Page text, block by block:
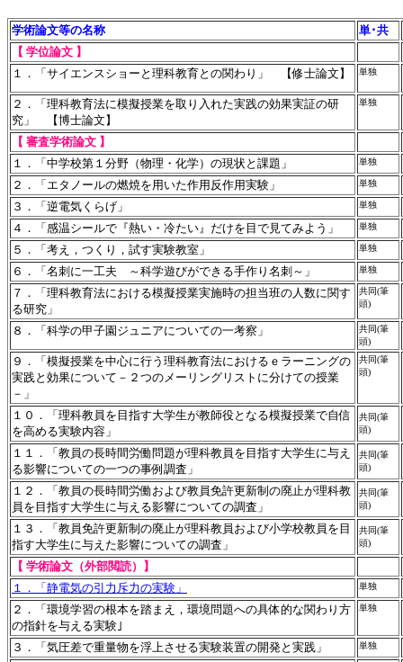
学術論文等の名称
単･共
【 学位論文 】
１．「サイエンスショーと理科教育との関わり」 【修士論文】
単独
２．「理科教育法に模擬授業を取り入れた実践の効果実証の研
究」 【博士論文】
単独
【 審査学術論文 】
１．「中学校第１分野（物理・化学）の現状と課題」
単独
２．「エタノールの燃焼を用いた作用反作用実験」 単独
３．「逆電気くらげ」 単独
４．「感温シールで『熱い・冷たい』だけを目で見てみよう」 単独
５．「考え，つくり，試す実験教室」 単独
６．「名刺に一工夫 ～科学遊びができる手作り名刺～」 単独
７．「理科教育法における模擬授業実施時の担当班の人数に関す
る研究」
共同(筆
頭)
８．「科学の甲子園ジュニアについての一考察」
共同(筆
頭)
９．「模擬授業を中心に行う理科教育法におけるｅラーニングの
実践と効果について－２つのメーリングリストに分けての授業
－」
共同(筆
頭)
１０．「理科教員を目指す大学生が教師役となる模擬授業で自信
を高める実験内容」
共同(筆
頭)
１１．「教員の長時間労働問題が理科教員を目指す大学生に与え
る影響についての一つの事例調査」
共同(筆
頭)
１２．「教員の長時間労働および教員免許更新制の廃止が理科教
員を目指す大学生に与える影響についての調査」
共同(筆
頭)
１３．「教員免許更新制の廃止が理科教員および小学校教員を目
指す大学生に与えた影響についての調査」
共同(筆
頭)
【 学術論文（外部閲読）】
１．「静電気の引力斥力の実験」
単独
２．「 環境学習の根本を踏まえ，環境問題への具体的な関わり方
の指針を与える実験 ｣
単独
３．「気圧差で重量物を浮上させる実験装置の開発と実践」 単独